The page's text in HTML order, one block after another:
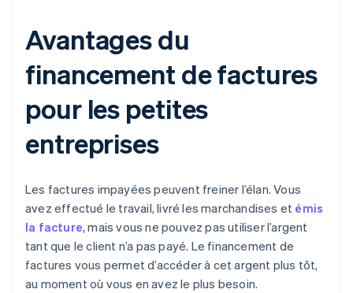
Avantages du
financement de factures
pour les petites
entreprises
Les factures impayées peuvent freiner l’élan. Vous
avez effectué le travail, livré les marchandises et émis
la facture, mais vous ne pouvez pas utiliser l’argent
tant que le client n’a pas payé. Le financement de
factures vous permet d’accéder à cet argent plus tôt,
au moment où vous en avez le plus besoin.